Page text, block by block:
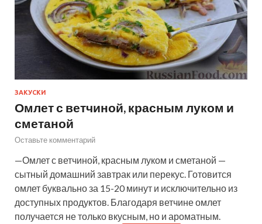
ЗАКУСКИ
Омлет с ветчиной, красным луком и
сметаной
Оставьте комментарий
—Омлет с ветчиной, красным луком и сметаной —
сытный домашний завтрак или перекус. Готовится
омлет буквально за 15-20 минут и исключительно из
доступных продуктов. Благодаря ветчине омлет
получается не только вкусным, но и ароматным.